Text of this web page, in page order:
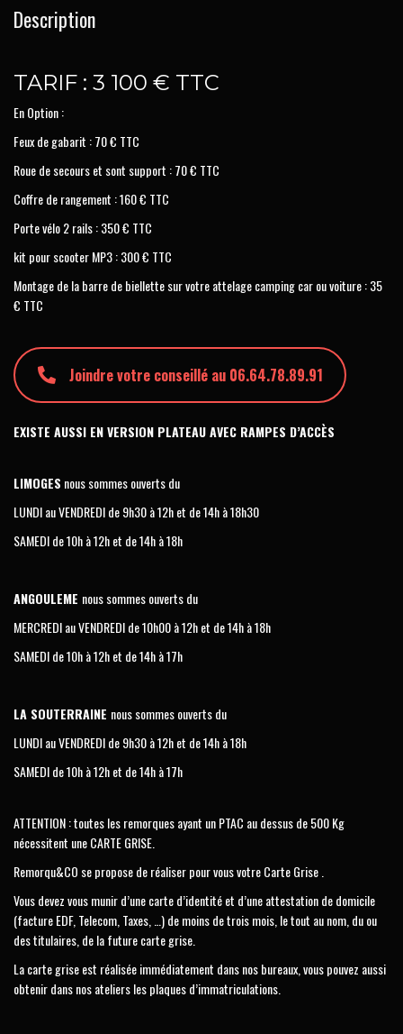
Description
TARIF : 3 100 € TTC
En Option :
Feux de gabarit : 70 € TTC
Roue de secours et sont support : 70 € TTC
Coffre de rangement : 160 € TTC
Porte vélo 2 rails : 350 € TTC
kit pour scooter MP3 : 300 € TTC
Montage de la barre de biellette sur votre attelage camping car ou voiture : 35
€ TTC
Joindre votre conseillé au 06.64.78.89.91
EXISTE AUSSI EN VERSION PLATEAU AVEC RAMPES D’ACCÈS
LIMOGES nous sommes ouverts du
LUNDI au VENDREDI de 9h30 à 12h et de 14h à 18h30
SAMEDI de 10h à 12h et de 14h à 18h
ANGOULEME nous sommes ouverts du
MERCREDI au VENDREDI de 10h00 à 12h et de 14h à 18h
SAMEDI de 10h à 12h et de 14h à 17h
LA SOUTERRAINE nous sommes ouverts du
LUNDI au VENDREDI de 9h30 à 12h et de 14h à 18h
SAMEDI de 10h à 12h et de 14h à 17h
ATTENTION : toutes les remorques ayant un PTAC au dessus de 500 Kg
nécessitent une CARTE GRISE.
Remorqu&CO se propose de réaliser pour vous votre Carte Grise .
Vous devez vous munir d’une carte d’identité et d’une attestation de domicile
(facture EDF, Telecom, Taxes, …) de moins de trois mois, le tout au nom, du ou
des titulaires, de la future carte grise.
La carte grise est réalisée immédiatement dans nos bureaux, vous pouvez aussi
obtenir dans nos ateliers les plaques d’immatriculations.